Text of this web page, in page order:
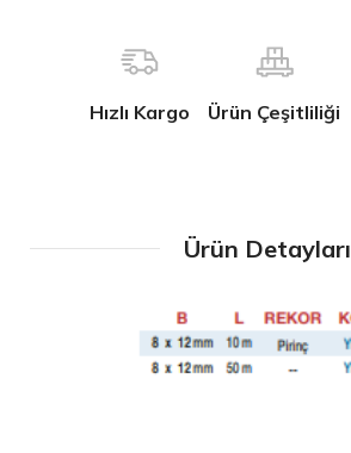
Hızlı Kargo Ürün Çeşitliliği
Ürün Detayları